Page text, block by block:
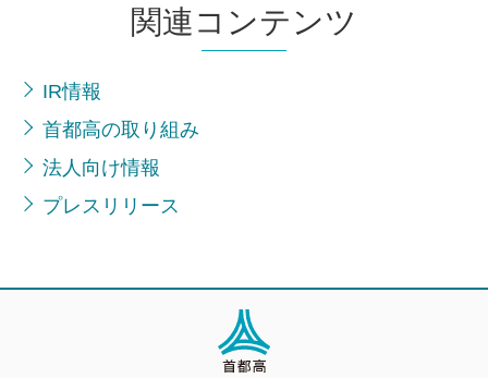
関連コンテンツ
IR情報
首都高の取り組み
法人向け情報
プレスリリース